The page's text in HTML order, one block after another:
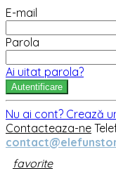
E-mail
Parola
Ai uitat parola?
Autentificare
Nu ai cont? Crează
Contacteaza-ne
favorite